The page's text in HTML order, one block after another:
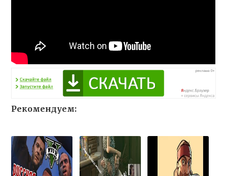
Рекомендуем: